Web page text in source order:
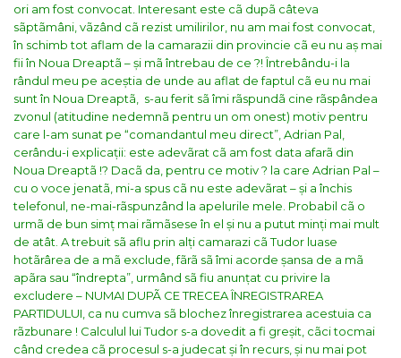
ori am fost convocat. Interesant este cã dupã câteva
sãptãmâni, vãzând cã rezist umilirilor, nu am mai fost convocat,
în schimb tot aflam de la camarazii din provincie cã eu nu aș mai
fii în Noua Dreaptã – și mã întrebau de ce ?! Întrebându-i la
rândul meu pe aceștia de unde au aflat de faptul cã eu nu mai
sunt în Noua Dreaptã, s-au ferit sã îmi rãspundã cine rãspândea
zvonul (atitudine nedemnã pentru un om onest) motiv pentru
care l-am sunat pe “comandantul meu direct”, Adrian Pal,
cerându-i explicații: este adevãrat cã am fost data afarã din
Noua Dreaptã !? Dacã da, pentru ce motiv ? la care Adrian Pal –
cu o voce jenatã, mi-a spus cã nu este adevãrat – și a închis
telefonul, ne-mai-rãspunzând la apelurile mele. Probabil cã o
urmã de bun simț mai rãmãsese în el și nu a putut minți mai mult
de atât. A trebuit sã aflu prin alți camarazi cã Tudor luase
hotãrârea de a mã exclude, fãrã sã îmi acorde șansa de a mã
apãra sau “îndrepta”, urmând sã fiu anunțat cu privire la
excludere – NUMAI DUPÃ CE TRECEA ÎNREGISTRAREA
PARTIDULUI, ca nu cumva sã blochez înregistrarea acestuia ca
rãzbunare ! Calculul lui Tudor s-a dovedit a fi greșit, cãci tocmai
când credea cã procesul s-a judecat și în recurs, și nu mai pot